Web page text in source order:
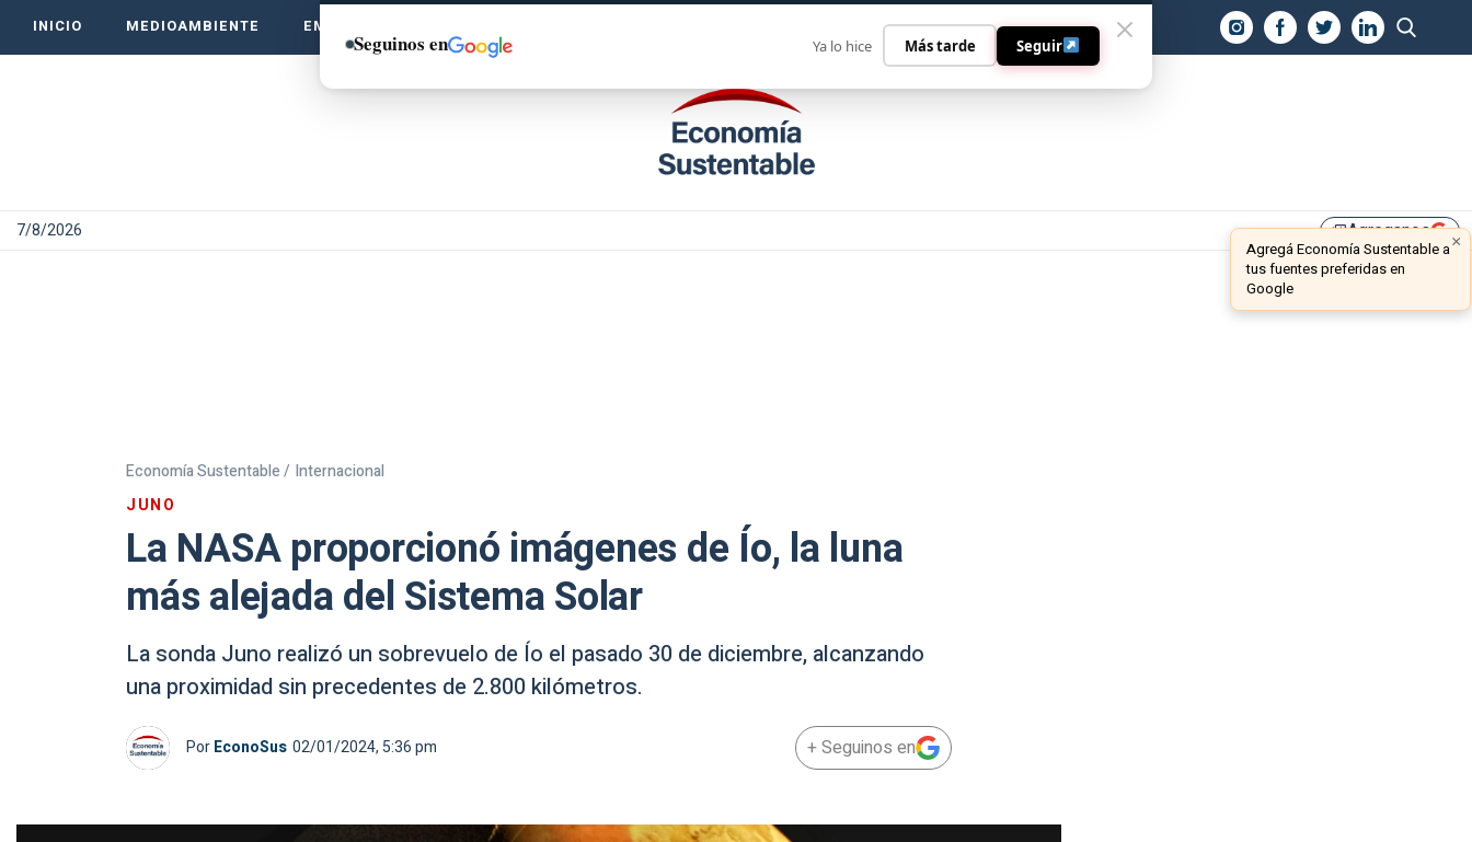
INICIO MEDIOAMBIENTE EMPRENDE VERDE CONTACTO
7/8/2026 library_addAgreganos ×
Agregá Economía Sustentable a
tus fuentes preferidas en
Google
Economía Sustentable / Internacional
JUNO
La NASA proporcionó imágenes de Ío, la luna
más alejada del Sistema Solar
La sonda Juno realizó un sobrevuelo de Ío el pasado 30 de diciembre, alcanzando
una proximidad sin precedentes de 2.800 kilómetros.
PorEconoSus 02/01/2024, 5:36 pm + Seguinos en
Seguinos en Ya lo hice Más tarde Seguir